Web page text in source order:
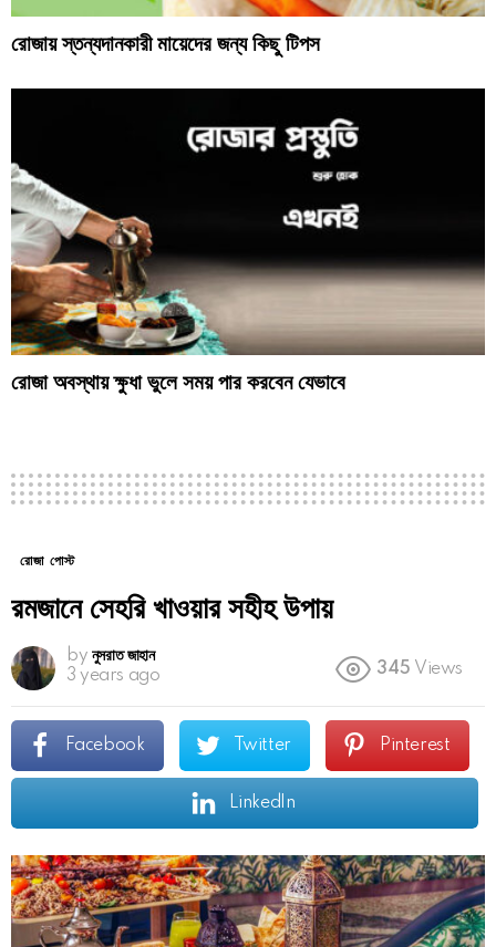
রোজায় স্তন্যদানকারী মায়েদের জন্য কিছু টিপস
রোজা অবস্থায় ক্ষুধা ভুলে সময় পার করবেন যেভাবে
রোজা পোস্ট
রমজানে সেহরি খাওয়ার সহীহ উপায়
by নুসরাত জাহান
3 years ago
345 Views
Facebook Twitter Pinterest
LinkedIn